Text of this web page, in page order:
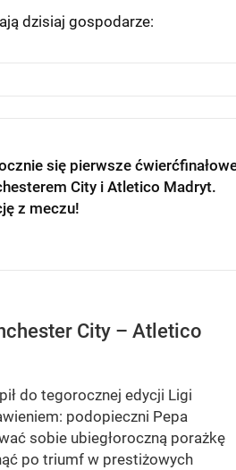
dzisiaj gospodarze:
się pierwsze
City i Atletico Madryt.
z meczu!
City – Atletico
do tegorocznej edycji Ligi
podopieczni Pepa
sobie ubiegłoroczną porażkę
po triumf w prestiżowych